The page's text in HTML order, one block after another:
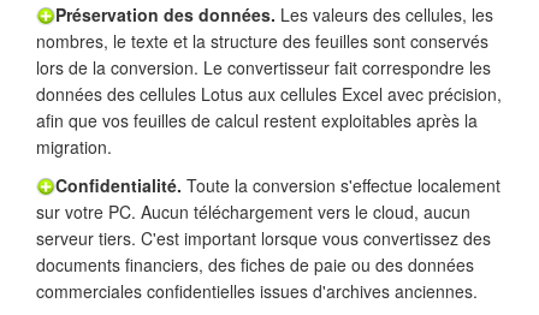
Préservation des données. Les valeurs des cellules, les
nombres, le texte et la structure des feuilles sont conservés
lors de la conversion. Le convertisseur fait correspondre les
données des cellules Lotus aux cellules Excel avec précision,
afin que vos feuilles de calcul restent exploitables après la
migration.
Confidentialité. Toute la conversion s'effectue localement
sur votre PC. Aucun téléchargement vers le cloud, aucun
serveur tiers. C'est important lorsque vous convertissez des
documents financiers, des fiches de paie ou des données
commerciales confidentielles issues d'archives anciennes.